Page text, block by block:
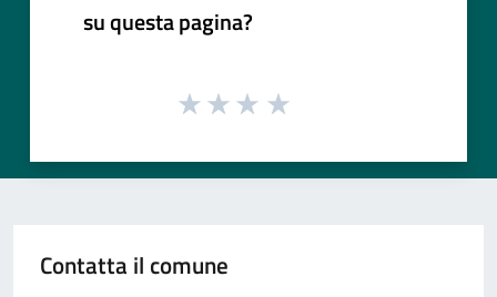
su questa pagina?
Contatta il comune